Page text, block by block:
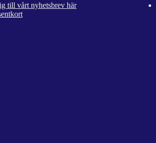
till vårt nyhetsbrev här